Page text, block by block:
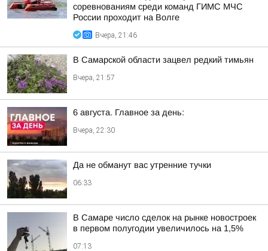
соревнованиям среди команд ГИМС МЧС
России проходит на Волге
Вчера, 21:46
В Самарской области зацвел редкий тимьян
Вчера, 21:57
6 августа. Главное за день:
Вчера, 22:30
Да не обманут вас утренние тучки
06:33
В Самаре число сделок на рынке новостроек
в первом полугодии увеличилось на 1,5%
07:13